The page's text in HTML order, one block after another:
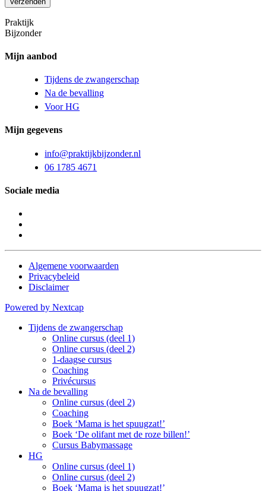
Praktijk
Bijzonder
Mijn aanbod
Tijdens de zwangerschap
Na de bevalling
Voor HG
Mijn gegevens
info@praktijkbijzonder.nl
06 1785 4671
Sociale media
Algemene voorwaarden
Privacybeleid
Disclaimer
Powered by Nextcap
Tijdens de zwangerschap
Online cursus (deel 1)
Online cursus (deel 2)
1-daagse cursus
Coaching
Privécursus
Na de bevalling
Online cursus (deel 2)
Coaching
Boek ‘Mama is het spuugzat!’
Boek ‘De olifant met de roze billen!’
Cursus Babymassage
HG
Online cursus (deel 1)
Online cursus (deel 2)
Boek ‘Mama is het spuugzat!’